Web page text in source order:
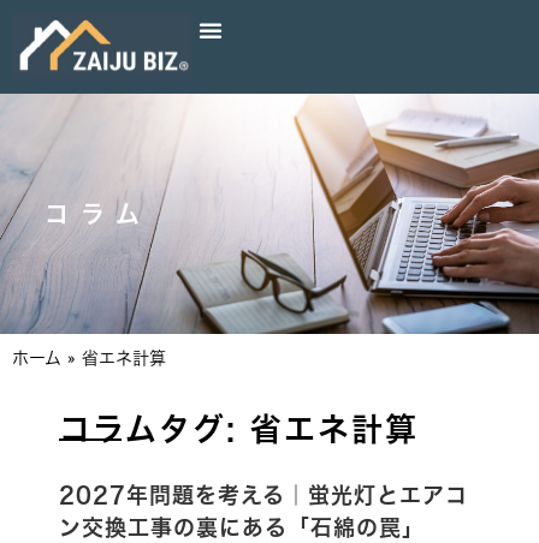
コラム
ホーム » 省エネ計算
コラムタグ: 省エネ計算
2027年問題を考える｜蛍光灯とエアコ
ン交換工事の裏にある「石綿の罠」